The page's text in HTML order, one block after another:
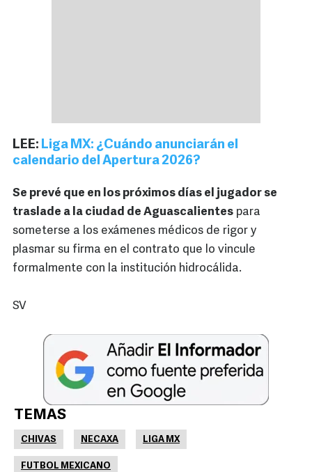
LEE: Liga MX: ¿Cuándo anunciarán el
calendario del Apertura 2026?
Se prevé que en los próximos días el jugador se
traslade a la ciudad de Aguascalientes para
someterse a los exámenes médicos de rigor y
plasmar su firma en el contrato que lo vincule
formalmente con la institución hidrocálida.
SV
TEMAS
CHIVAS NECAXA LIGA MX
FUTBOL MEXICANO